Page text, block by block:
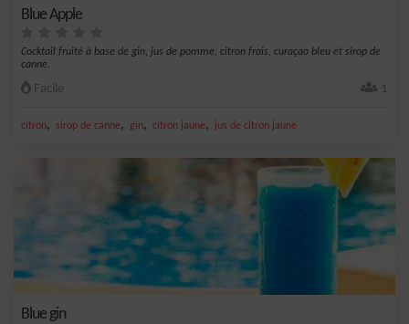
Blue Apple
Cocktail fruité à base de gin, jus de pomme, citron frais, curaçao bleu et sirop de
canne.
Facile 1
citron, sirop de canne, gin, citron jaune, jus de citron jaune
Blue gin